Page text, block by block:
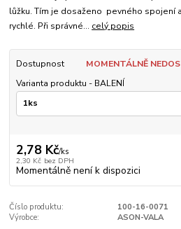
lůžku. Tím je dosaženo pevného spojení
rychlé. Při správné... celý popis
Dostupnost
MOMENTÁLNĚ
Varianta produktu - BALENÍ
2,78 Kč/ks
2,30 Kč bez DPH
Momentálně není k dispozici
Číslo produktu:
100-16-0071
Výrobce:
ASON-VALA